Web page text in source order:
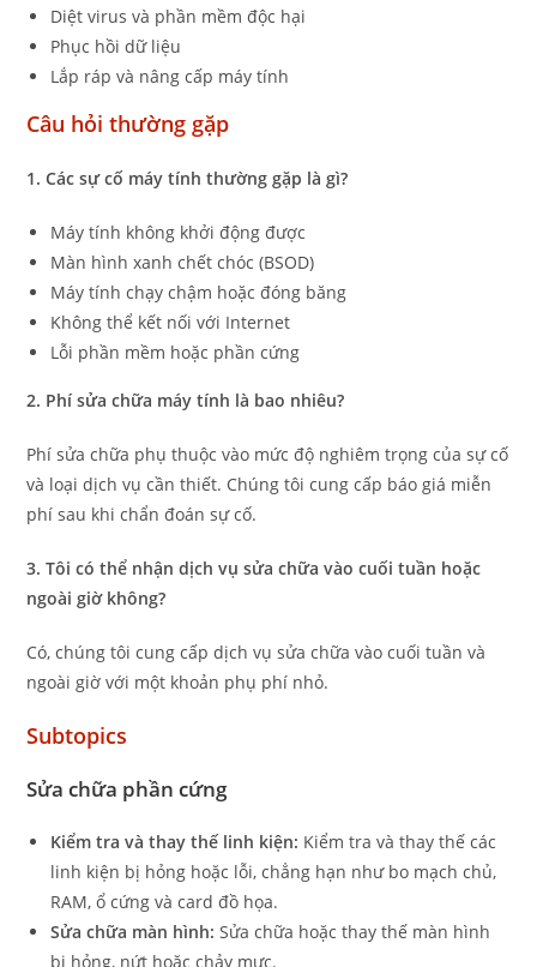
Diệt virus và phần mềm độc hại
Phục hồi dữ liệu
Lắp ráp và nâng cấp máy tính
Câu hỏi thường gặp
1. Các sự cố máy tính thường gặp là gì?
Máy tính không khởi động được
Màn hình xanh chết chóc (BSOD)
Máy tính chạy chậm hoặc đóng băng
Không thể kết nối với Internet
Lỗi phần mềm hoặc phần cứng
2. Phí sửa chữa máy tính là bao nhiêu?
Phí sửa chữa phụ thuộc vào mức độ nghiêm trọng của sự cố
và loại dịch vụ cần thiết. Chúng tôi cung cấp báo giá miễn
phí sau khi chẩn đoán sự cố.
3. Tôi có thể nhận dịch vụ sửa chữa vào cuối tuần hoặc
ngoài giờ không?
Có, chúng tôi cung cấp dịch vụ sửa chữa vào cuối tuần và
ngoài giờ với một khoản phụ phí nhỏ.
Subtopics
Sửa chữa phần cứng
Kiểm tra và thay thế linh kiện: Kiểm tra và thay thế các
linh kiện bị hỏng hoặc lỗi, chẳng hạn như bo mạch chủ,
RAM, ổ cứng và card đồ họa.
Sửa chữa màn hình: Sửa chữa hoặc thay thế màn hình
bị hỏng, nứt hoặc chảy mực.